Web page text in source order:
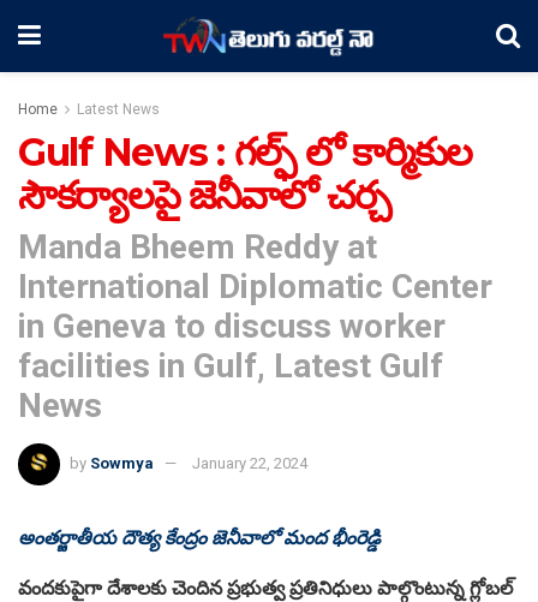
Home Latest News
Gulf News : గల్ఫ్ లో కార్మికుల
సౌకర్యాలపై జెనీవాలో చర్చ
Manda Bheem Reddy at
International Diplomatic Center
in Geneva to discuss worker
facilities in Gulf, Latest Gulf
News
by Sowmya January 22, 2024
అంతర్జాతీయ దౌత్య కేంద్రం జెనీవాలో మంద భీంరెడ్డి
వందకుపైగా దేశాలకు చెందిన ప్రభుత్వ ప్రతినిధులు పాల్గొంటున్న గ్లోబల్